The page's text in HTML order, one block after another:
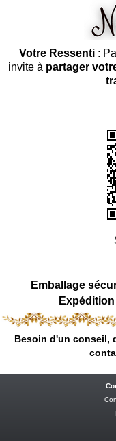
Votre Ressenti:
invite à partager
Emballage
Besoin d'un conseil,